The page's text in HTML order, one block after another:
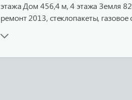
этажа Дом 456,4 м, 4 этажа Земля
ремонт 2013, стеклопакеты,